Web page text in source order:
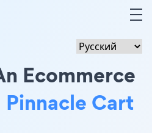
Ecommerce
Pinnacle Cart